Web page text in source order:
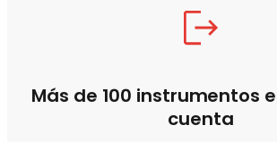
Más de 100 instrumentos
cuenta